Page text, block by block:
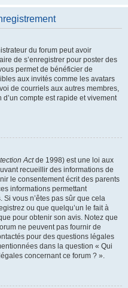
du forum peut avoir
de s’enregistrer pour poster des
permet de bénéficier de
aux invités comme les avatars
de courriels aux autres membres,
d’un compte est rapide et vivement
Actde 1998) est une loi aux
recueillir des informations de
le consentement écrit des parents
informations permettant
vous n’êtes pas sûr que cela
ou que quelqu’un le fait à
pour obtenir son avis. Notez que
ne peuvent pas fournir de
pour des questions légales
dans la question « Qui
concernant ce forum ? ».